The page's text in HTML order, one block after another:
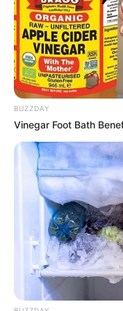
Κλείνει έτσι
αυθαίρετης,
και κατά
οποίο τα
παράγουν όλες
εναποτίθεντο
εγκαταστάσεών
κατάλληλους
BUZZDAY
Vinegar Foot Bath